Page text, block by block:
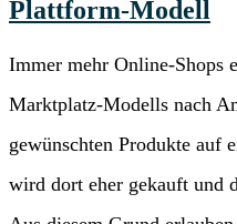
Plattform-Modell
Immer mehr Online-Shops
Marktplatz-Modells nach
gewünschten Produkte auf
wird dort eher gekauft und